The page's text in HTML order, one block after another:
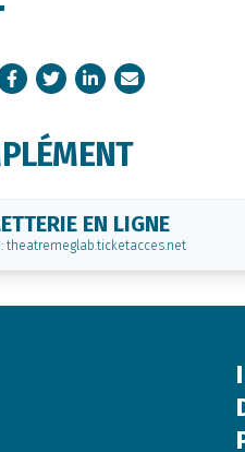
TwitterLinkedIn
Courriel
EN LIGNE
theatremeglab.ticketacces.net